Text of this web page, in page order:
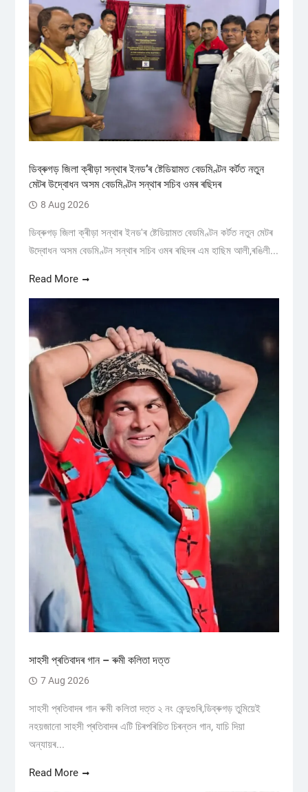
ডিব্ৰুগড় জিলা ক্ৰীড়া সন্থাৰ ইনড’ৰ ষ্টেডিয়ামত বেডমিণ্টন কৰ্টত নতুন
মেটৰ উদ্বোধন অসম বেডমিণ্টন সন্থাৰ সচিব ওমৰ ৰছিদৰ
8 Aug 2026
ডিব্ৰুগড় জিলা ক্ৰীড়া সন্থাৰ ইনড'ৰ ষ্টেডিয়ামত বেডমিণ্টন কৰ্টত নতুন মেটৰ
উদ্বোধন অসম বেডমিণ্টন সন্থাৰ সচিব ওমৰ ৰছিদৰ এম হাছিম আলী,ৰঙিলী...
Read More
সাহসী প্ৰতিবাদৰ গান – ৰুমী কলিতা দত্ত
7 Aug 2026
সাহসী প্ৰতিবাদৰ গান ৰুমী কলিতা দত্ত ২ নং কেন্দুগুৰি,ডিব্ৰুগড় তুমিয়েই
নহয়জানো সাহসী প্ৰতিবাদৰ এটি চিৰপৰিচিত চিৰন্তন গান, যাচি দিয়া
অন্যায়ৰ...
Read More